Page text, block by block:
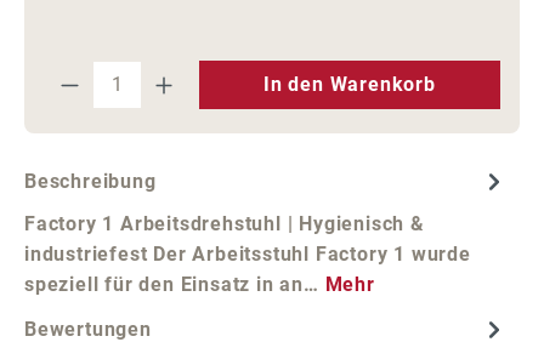
Produkt Anzahl: Gib den
In den Warenkorb
Beschreibung
Factory 1 Arbeitsdrehstuhl | Hygienisch &
industriefest Der Arbeitsstuhl Factory 1 wurde
speziell für den Einsatz in an… Mehr
Bewertungen